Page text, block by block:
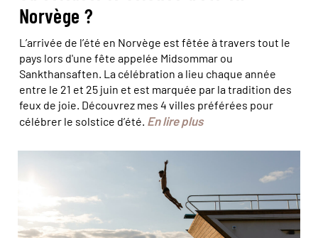
Norvège ?
L’arrivée de l’été en Norvège est fêtée à travers tout le
pays lors d'une fête appelée Midsommar ou
Sankthansaften. La célébration a lieu chaque année
entre le 21 et 25 juin et est marquée par la tradition des
feux de joie. Découvrez mes 4 villes préférées pour
célébrer le solstice d’été. En lire plus
© Becky Zeller/ slo Badstuforening